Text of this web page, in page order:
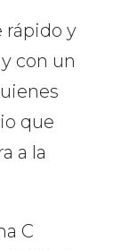
rápido y
con un
que
a la
C